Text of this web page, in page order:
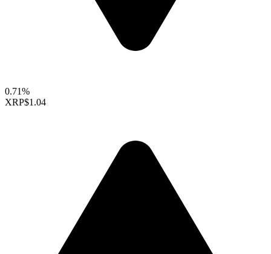
0.71%
XRP$1.04